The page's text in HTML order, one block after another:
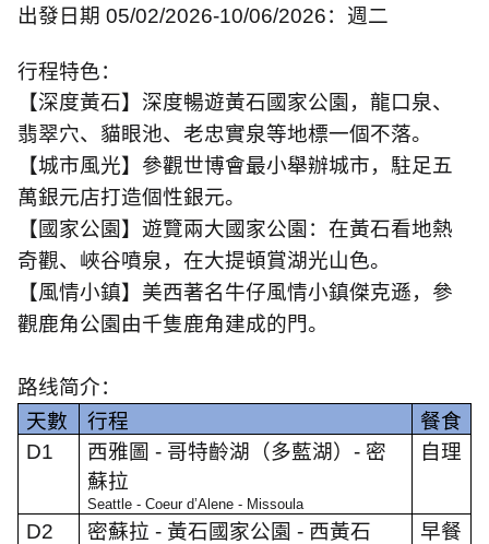
出發日期 05/02/2026-10/06/2026：週二
行程特色：
【深度黃石】深度暢遊黃石國家公園，龍口泉、
翡翠穴、貓眼池、老忠實泉等地標一個不落。
【城市風光】參觀世博會最小舉辦城市，駐足五
萬銀元店打造個性銀元。
【國家公園】遊覽兩大國家公園：在黃石看地熱
奇觀、峽谷噴泉，在大提頓賞湖光山色。
【風情小鎮】美西著名牛仔風情小鎮傑克遜，參
觀鹿角公園由千隻鹿角建成的門。
路线简介：
天數
行程
餐食
D1
西雅圖- 哥特齡湖（多藍湖）- 密
蘇拉
Seattle - Coeur d’Alene - Missoula
自理
D2 密蘇拉- 黃石國家公園 - 西黃石 早餐